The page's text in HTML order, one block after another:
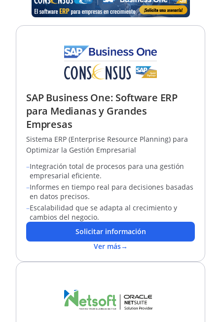
SAP Business One: Software ERP
para Medianas y Grandes
Empresas
Sistema ERP (Enterprise Resource Planning) para
Optimizar la Gestión Empresarial
–Integración total de procesos para una gestión
empresarial eficiente.
–Informes en tiempo real para decisiones basadas
en datos precisos.
–Escalabilidad que se adapta al crecimiento y
cambios del negocio.
Solicitar información
Ver más→